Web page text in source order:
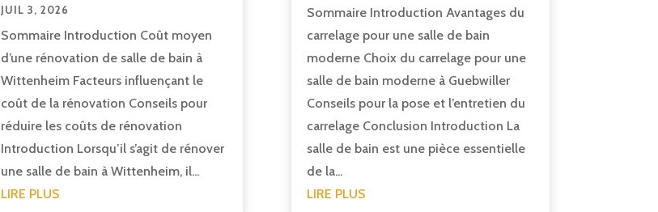
JUIL 3, 2026
Sommaire Introduction Coût moyen
d’une rénovation de salle de bain à
Wittenheim Facteurs influençant le
coût de la rénovation Conseils pour
réduire les coûts de rénovation
Introduction Lorsqu’il s’agit de rénover
une salle de bain à Wittenheim, il...
LIRE PLUS
Sommaire Introduction Avantages du
carrelage pour une salle de bain
moderne Choix du carrelage pour une
salle de bain moderne à Guebwiller
Conseils pour la pose et l’entretien du
carrelage Conclusion Introduction La
salle de bain est une pièce essentielle
de la...
LIRE PLUS